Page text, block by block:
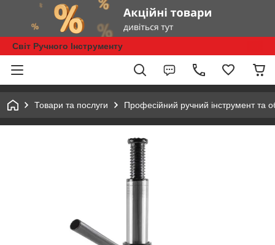
Світ Ручного Інструменту
Товари та послуги Професійний ручний інструмент та